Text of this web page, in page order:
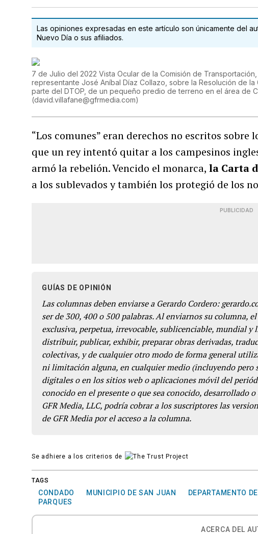
Las opiniones expresadas en este artículo son únicamente del
Nuevo Día o sus afiliados.
7 de Julio del 2022 Vista Ocular de la Comisión de
representante José Aníbal Díaz Collazo, sobre la Resolución de
parte del DTOP, de un pequeño predio de terreno en el área de
(david.villafane@gfrmedia.com)
“Los comunes” eran derechos no escritos sobre
que un rey intentó quitar a los campesinos
armó la rebelión. Vencido el monarca,la Carta
a los sublevados y también los protegió de los
PUBLICIDAD
GUÍAS DE OPINIÓN
Las columnas deben enviarse a Gerardo Cordero:
ser de 300, 400 o 500 palabras. Al enviarnos su columna,
exclusiva, perpetua, irrevocable, sublicenciable, mundial y
distribuir, publicar, exhibir, preparar obras derivadas,
colectivas, y de cualquier otro modo de forma general
ni limitación alguna, en cualquier medio (incluyendo pero
digitales o en los sitios web o aplicaciones móvil del
conocido en el presente o que sea conocido, desarrollado
GFR Media, LLC, podría cobrar a los suscriptores las
de GFR Media por el acceso a la columna.
Se adhiere a los criterios de
TAGS
CONDADO MUNICIPIO DE SAN JUAN
DEPARTAMENTO
PARQUES
ACERCA DEL